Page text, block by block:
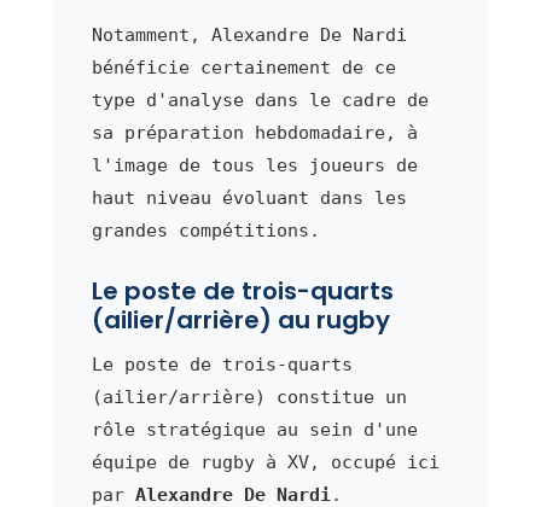
Notamment, Alexandre De Nardi
bénéficie certainement de ce
type d'analyse dans le cadre de
sa préparation hebdomadaire, à
l'image de tous les joueurs de
haut niveau évoluant dans les
grandes compétitions.
Le poste de trois-quarts
(ailier/arrière) au rugby
Le poste de trois-quarts
(ailier/arrière) constitue un
rôle stratégique au sein d'une
équipe de rugby à XV, occupé ici
par Alexandre De Nardi.